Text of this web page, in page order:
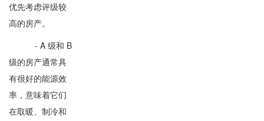
优先考虑评级较
高的房产。
- A 级和 B
级的房产通常具
有很好的能源效
率，意味着它们
在取暖、制冷和